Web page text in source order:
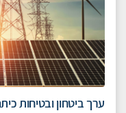
ערך ביטחון ובטיחות